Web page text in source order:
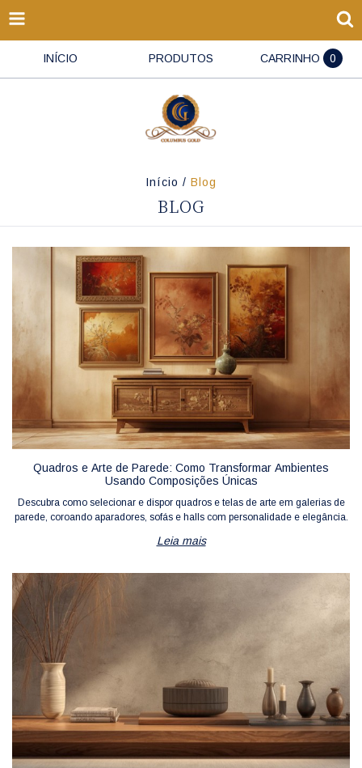
INÍCIO PRODUTOS CARRINHO 0
Início / Blog
BLOG
Quadros e Arte de Parede: Como Transformar Ambientes
Usando Composições Únicas
Descubra como selecionar e dispor quadros e telas de arte em galerias de
parede, coroando aparadores, sofás e halls com personalidade e elegância.
Leia mais